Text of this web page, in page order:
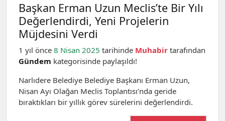
Başkan Erman Uzun Meclis’te Bir Yılı
Değerlendirdi, Yeni Projelerin
Müjdesini Verdi
1 yıl önce 8 Nisan 2025 tarihinde Muhabir tarafından
Gündem kategorisinde paylaşıldı!
Narlıdere Belediye Belediye Başkanı Erman Uzun,
Nisan Ayı Olağan Meclis Toplantısı’nda geride
bıraktıkları bir yıllık görev sürelerini değerlendirdi.